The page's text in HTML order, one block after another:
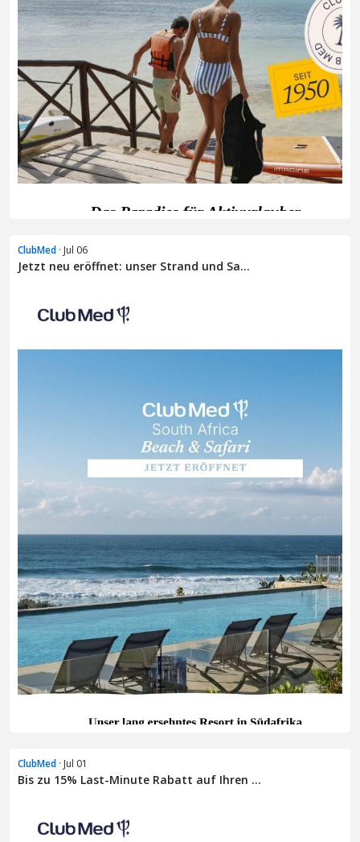
ClubMed · Jul 06
Jetzt neu eröffnet: unser Strand und Sa...
ClubMed · Jul 01
Bis zu 15% Last-Minute Rabatt auf Ihren ...